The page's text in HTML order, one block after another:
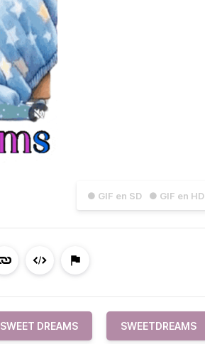
● GIF en SD ● GIF en HD
SWEET DREAMS SWEETDREAMS